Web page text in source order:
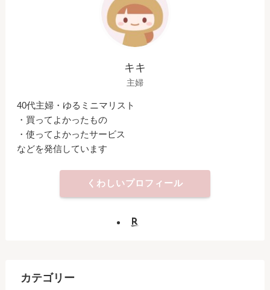
キキ
主婦
40代主婦・ゆるミニマリスト
・買ってよかったもの
・使ってよかったサービス
などを発信しています
くわしいプロフィール
カテゴリー